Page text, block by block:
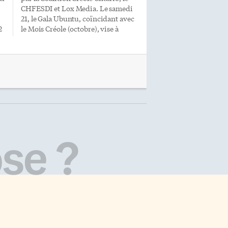
CHFESDI et Lox Media. Le samedi
21, le Gala Ubuntu, coïncidant avec
le Mois Créole (octobre), vise à
sommes tous», provenant d’un
horizons pour se rassembler,
partager, se connecter, apprendre
et se donner […]
?